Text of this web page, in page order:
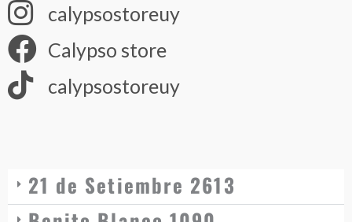
calypsostoreuy
Calypso store
calypsostoreuy
21 de Setiembre 2613